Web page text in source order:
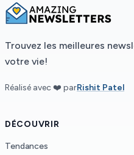
Trouvez les meilleures
votre vie!
Réalisé avec ❤️ parRishit Patel
DÉCOUVRIR
Tendances